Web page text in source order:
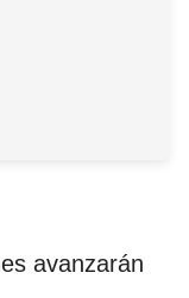
avanzarán